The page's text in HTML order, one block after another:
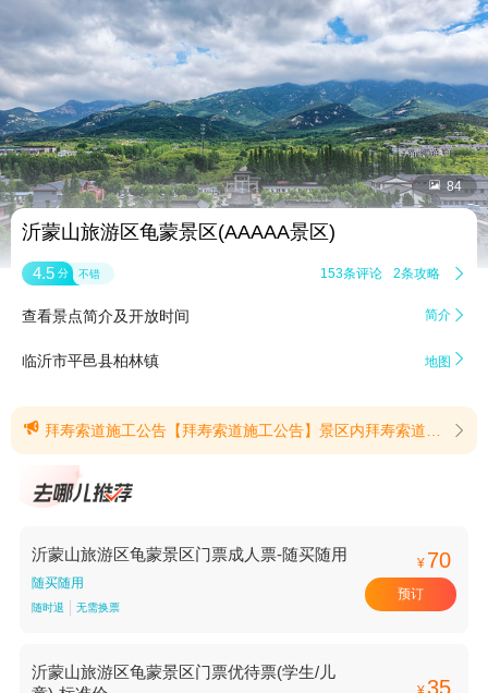
 84
沂蒙山旅游区龟蒙景区(AAAAA景区)
4.5 分 不错 153条评论 2条攻略 
查看景点简介及开放时间 简介 
临沂市平邑县柏林镇 地图 
 拜寿索道施工公告【拜寿索道施工公告】景区内拜寿索道项目施工维护，暂停运行，运行时间另行通知；游客需步行前往拜寿台，往返时间约80分钟，给您带来的不便，敬请谅解！(提示有效期2026/8/4至2026/8/11) 
沂蒙山旅游区龟蒙景区门票成人票-随买随用
随买随用
随时退 无需换票
¥ 70
预订
沂蒙山旅游区龟蒙景区门票优待票(学生/儿
35